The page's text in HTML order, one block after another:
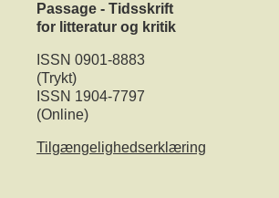
Passage - Tidsskrift
for litteratur og kritik
ISSN 0901-8883
(Trykt)
ISSN 1904-7797
(Online)
Tilgængelighedserklæring